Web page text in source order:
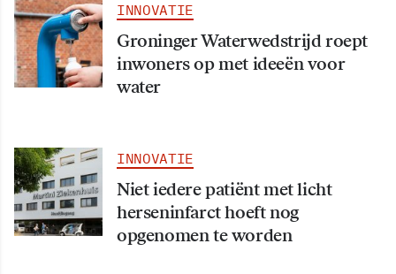
INNOVATIE
Groninger Waterwedstrijd roept
inwoners op met ideeën voor
water
INNOVATIE
Niet iedere patiënt met licht
herseninfarct hoeft nog
opgenomen te worden